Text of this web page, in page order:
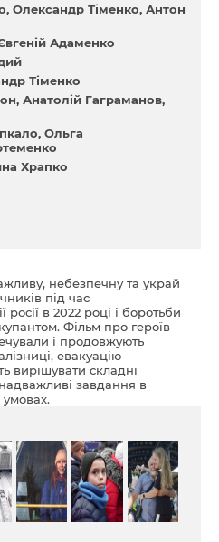
Олександр Тіменко Антон
Адаменко
Тіменко
Анатолій Гаграманов
Ольга
Храпко
небезпечну та украй
під час
росії в 2022 році і боротьби
Фільм про героїв
і продовжують
евакуацію
вирішувати складні
завдання в